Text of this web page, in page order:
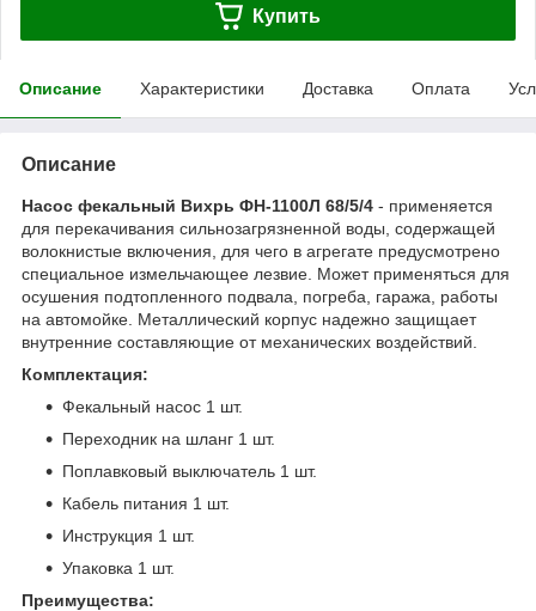
Купить
Описание Характеристики Доставка Оплата
Описание
Насос фекальный Вихрь ФН-1100Л 68/5/4 - применяется
для перекачивания сильнозагрязненной воды, содержащей
волокнистые включения, для чего в агрегате предусмотрено
специальное измельчающее лезвие. Может применяться для
осушения подтопленного подвала, погреба, гаража, работы
на автомойке. Металлический корпус надежно защищает
внутренние составляющие от механических воздействий.
Комплектация:
Фекальный насос 1 шт.
Переходник на шланг 1 шт.
Поплавковый выключатель 1 шт.
Кабель питания 1 шт.
Инструкция 1 шт.
Упаковка 1 шт.
Преимущества: